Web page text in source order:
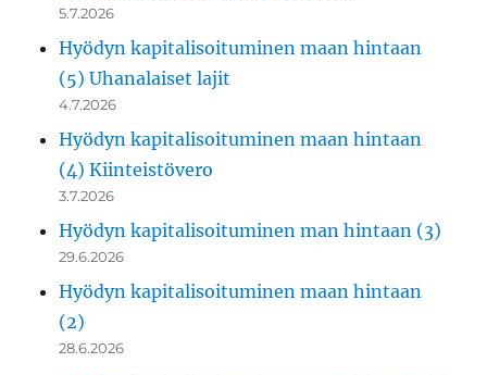
5.7.2026
Hyödyn kapitalisoituminen maan hintaan
(5) Uhanalaiset lajit
4.7.2026
Hyödyn kapitalisoituminen maan hintaan
(4) Kiinteistövero
3.7.2026
Hyödyn kapitalisoituminen man hintaan (3)
29.6.2026
Hyödyn kapitalisoituminen maan hintaan
(2)
28.6.2026